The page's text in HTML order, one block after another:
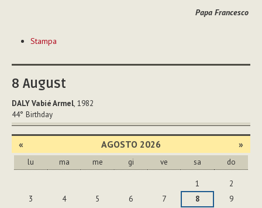
Papa Francesco
sul
Stampa
8 August
DALY Vabié Armel, 1982
44° Birthday
« AGOSTO 2026 »
lu ma me gi ve sa do
1
2
3
4 5 6 7 8
9